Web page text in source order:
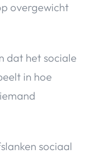
overgewicht
dat het sociale
in hoe
sociaal